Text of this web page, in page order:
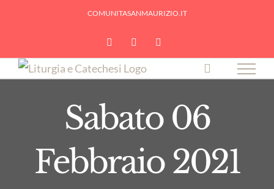
COMUNITASANMAURIZIO.IT
YouTubeFacebook
Sabato 06
Febbraio 2021